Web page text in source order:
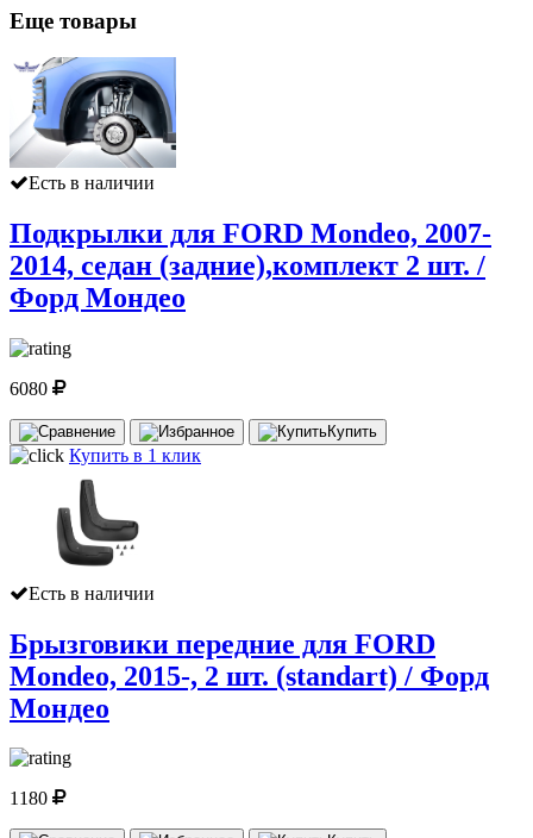
Еще товары
Есть в наличии
Подкрылки для FORD Mondeo, 2007-
2014, седан (задние),комплект 2 шт. /
Форд Мондео
6080
Купить
Купить в 1 клик
Есть в наличии
Брызговики передние для FORD
Mondeo, 2015-, 2 шт. (standart) / Форд
Мондео
1180